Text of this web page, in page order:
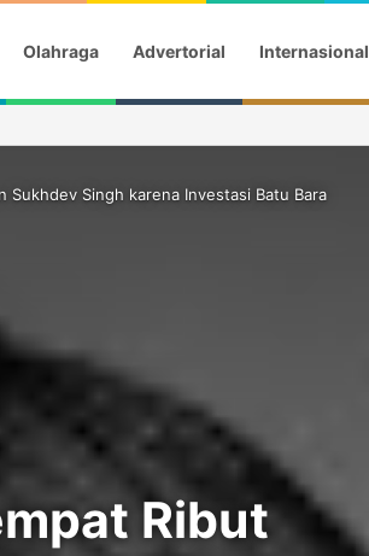
Olahraga Advertorial Internasional
Sukhdev Singh karena Investasi Batu Bara
Ribut